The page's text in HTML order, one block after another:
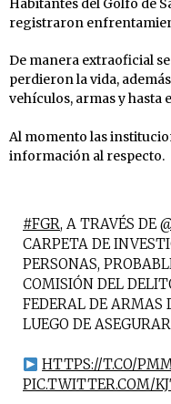
Habitantes del Golfo de
registraron
De manera extraoficial
perdieron la vida,
vehículos, armas y hasta
Al momento las
información al respecto.
#FGR, A TRAVÉS DE
CARPETA DE
PERSONAS,
COMISIÓN DEL
FEDERAL DE ARMAS
LUEGO DE
HTTPS://T.CO/
PIC.TWITTER.COM/